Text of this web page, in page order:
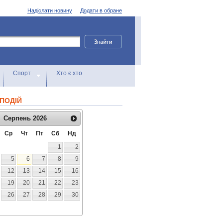
Додати в обране
Надіслати новину
Спорт Хто є хто
Серпень 2026
Ср Чт Пт Сб
Нд
1
2
5 6 7 8
9
12 13 14 15
16
19 20 21 22
23
26 27 28 29
30